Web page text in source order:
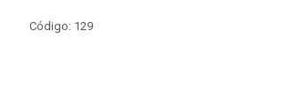
Código: 129